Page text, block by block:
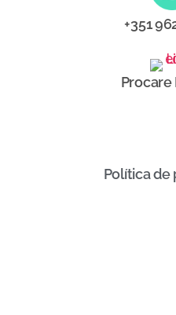
+351
Política de